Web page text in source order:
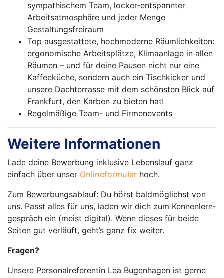
sympathischem Team, locker-entspannter
Arbeitsatmosphäre und jeder Menge
Gestaltungsfreiraum
Top ausgestattete, hochmoderne Räumlichkeiten:
ergonomische Arbeitsplätze, Klimaanlage in allen
Räumen – und für deine Pausen nicht nur eine
Kaffeeküche, sondern auch ein Tischkicker und
unsere Dachterrasse mit dem schönsten Blick auf
Frankfurt, den Karben zu bieten hat!
Regelmäßige Team- und Firmenevents
Weitere Informationen
Lade deine Bewerbung inklusive Lebenslauf ganz
einfach über unser Onlineformular hoch.
Zum Bewerbungsablauf: Du hörst baldmöglichst von
uns. Passt alles für uns, laden wir dich zum Kennenlern­
ge­spräch ein (meist digital). Wenn dieses für beide
Seiten gut verläuft, geht’s ganz fix weiter.
Fragen?
Unsere Personalreferentin Lea Bugenhagen ist gerne